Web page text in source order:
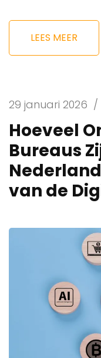
LEES MEER
29 januari 2026 /
Hoeveel
Bureaus
van de